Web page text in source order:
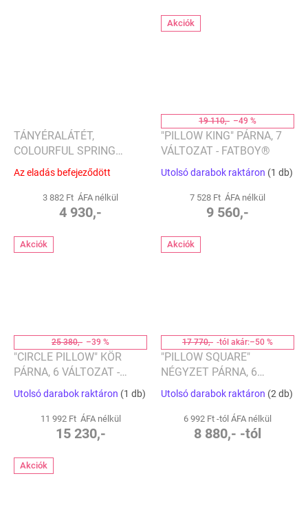
TÁNYÉRALÁTÉT,
COLOURFUL SPRING
KOLLEKCIÓ - VILLEROY &
Az eladás befejeződött
3 882 Ft ÁFA nélkül
4 930,-
Akciók
19 110,- –49 %
"PILLOW KING" PÁRNA, 7
VÁLTOZAT - FATBOY®
Utolsó darabok raktáron (1 db)
7 528 Ft ÁFA nélkül
9 560,-
Akciók
25 380,- –39 %
"CIRCLE PILLOW" KÖR
PÁRNA, 6 VÁLTOZAT -
FATBOY®
Utolsó darabok raktáron (1 db)
11 992 Ft ÁFA nélkül
15 230,-
Akciók
17 770,- -tól akár:–50 %
"PILLOW SQUARE"
NÉGYZET PÁRNA, 6
VÁLTOZAT - FATBOY®
Utolsó darabok raktáron (2 db)
6 992 Ft -tól ÁFA nélkül
8 880,- -tól
Akciók